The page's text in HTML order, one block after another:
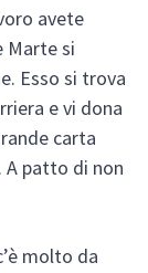
avete
Marte si
Esso si trova
e vi dona
carta
A patto di non
molto da